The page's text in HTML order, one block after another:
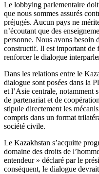
Le lobbying parlementaire doit
que nous sommes assurés
préjugés. Aucun pays ne
n’écoutant que des
personne. Nous avons besoin
constructif. Il est important de
renforcer le dialogue
Dans les relations entre le
dialogue sont posées dans la
et l’Asie centrale, notamment
de partenariat et de
stipule directement les
compris dans un format
société civile.
Le Kazakhstan s’acquitte
domaine des droits de
entendeur » déclaré par le
conséquent, le dialogue